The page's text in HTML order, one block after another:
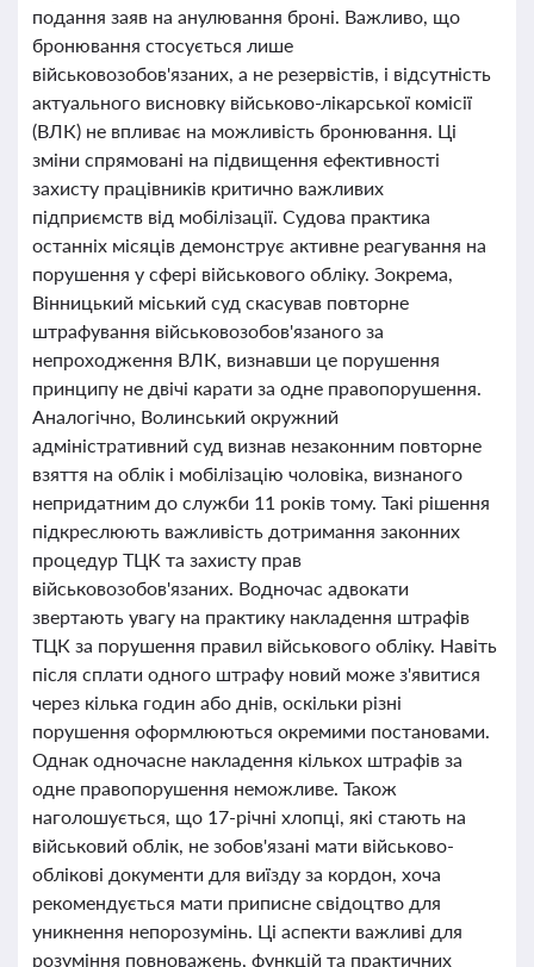
подання заяв на анулювання броні. Важливо, що
бронювання стосується лише
військовозобов'язаних, а не резервістів, і відсутність
актуального висновку військово-лікарської комісії
(ВЛК) не впливає на можливість бронювання. Ці
зміни спрямовані на підвищення ефективності
захисту працівників критично важливих
підприємств від мобілізації. Судова практика
останніх місяців демонструє активне реагування на
порушення у сфері військового обліку. Зокрема,
Вінницький міський суд скасував повторне
штрафування військовозобов'язаного за
непроходження ВЛК, визнавши це порушення
принципу не двічі карати за одне правопорушення.
Аналогічно, Волинський окружний
адміністративний суд визнав незаконним повторне
взяття на облік і мобілізацію чоловіка, визнаного
непридатним до служби 11 років тому. Такі рішення
підкреслюють важливість дотримання законних
процедур ТЦК та захисту прав
військовозобов'язаних. Водночас адвокати
звертають увагу на практику накладення штрафів
ТЦК за порушення правил військового обліку. Навіть
після сплати одного штрафу новий може з'явитися
через кілька годин або днів, оскільки різні
порушення оформлюються окремими постановами.
Однак одночасне накладення кількох штрафів за
одне правопорушення неможливе. Також
наголошується, що 17-річні хлопці, які стають на
військовий облік, не зобов'язані мати військово-
облікові документи для виїзду за кордон, хоча
рекомендується мати приписне свідоцтво для
уникнення непорозумінь. Ці аспекти важливі для
розуміння повноважень, функцій та практичних